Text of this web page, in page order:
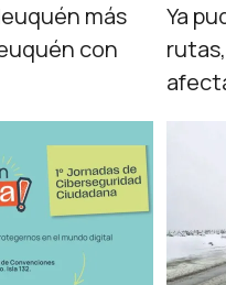
más
con
Ya